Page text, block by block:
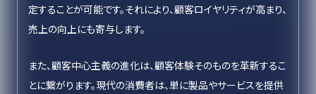
定することが可能です。それにより、顧客ロイヤリティが高まり、
売上の向上にも寄与します。
また、顧客中心主義の進化は、顧客体験そのものを革新するこ
とに繋がります。現代の消費者は、単に製品やサービスを提供